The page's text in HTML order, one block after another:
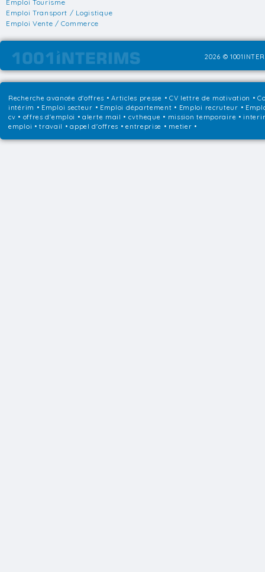
Emploi Tourisme
Emploi Transport / Logistique
Emploi Vente / Commerce
2026 ©
Recherche avancée d'offres •Articles presse • CV lettre de motivation •
intérim • Emploi secteur • Emploi département • Emploi recruteur •
cv • offres d'emploi • alerte mail • cvtheque • mission temporaire •
emploi • travail • appel d'offres • entreprise • metier •